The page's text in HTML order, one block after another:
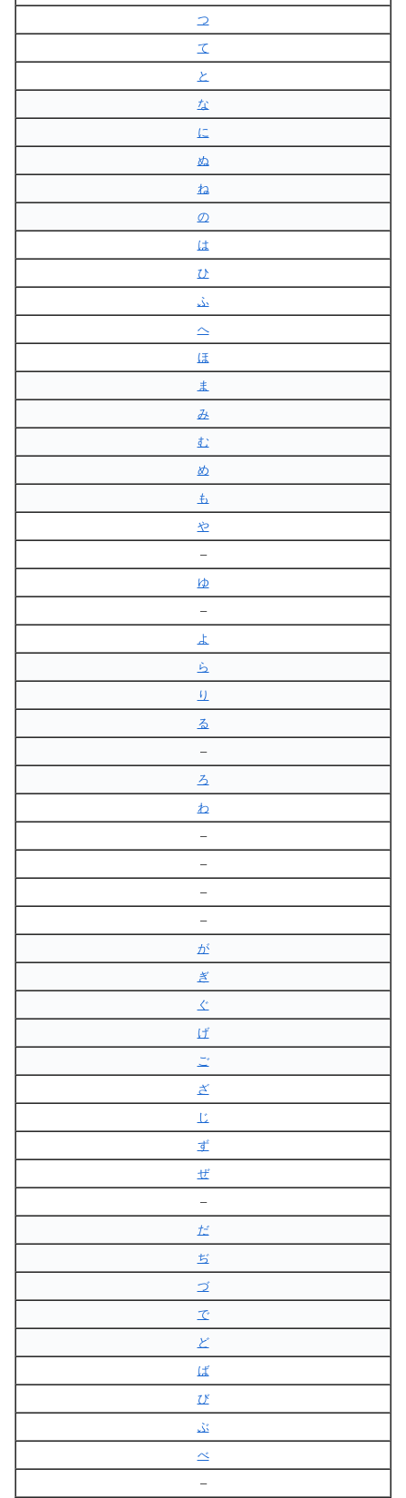
つ
て
と
な
に
ぬ
ね
の
は
ひ
ふ
へ
ほ
ま
み
む
め
も
や
–
ゆ
–
よ
ら
り
る
–
ろ
わ
–
–
–
–
が
ぎ
ぐ
げ
ご
ざ
じ
ず
ぜ
–
だ
ぢ
づ
で
ど
ば
び
ぶ
べ
–